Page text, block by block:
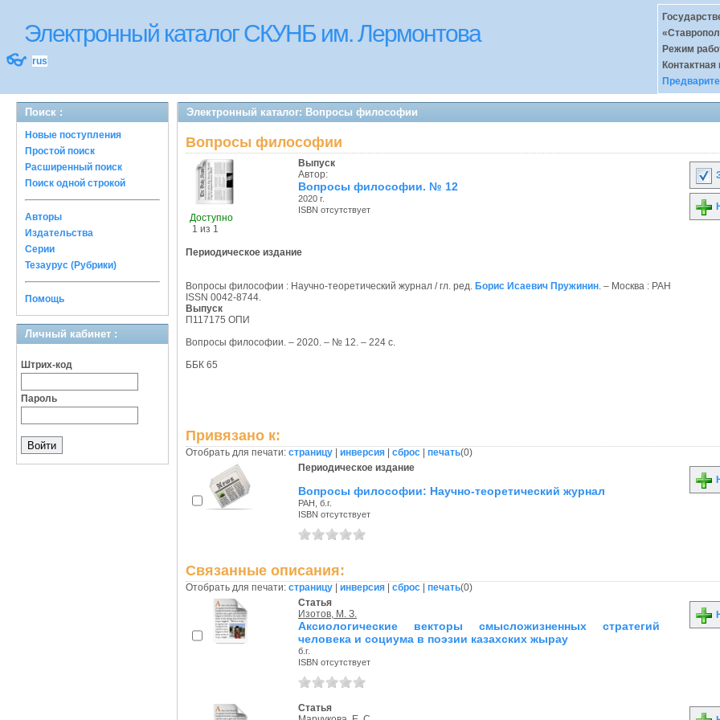
Электронный каталог СКУНБ им. Лермонтова
👓 rus
Режим
Поиск :
Новые поступления
Простой поиск
Расширенный поиск
Поиск одной строкой
Авторы
Издательства
Серии
Тезаурус (Рубрики)
Помощь
Личный кабинет :
Штрих-код
Пароль
Электронный каталог: Вопросы философии
Вопросы философии
Доступно
1 из 1
Выпуск
Автор:
Вопросы философии. № 12
2020 г.
ISBN отсутствует
Периодическое издание
Вопросы философии : Научно-теоретический журнал / гл. ред. Борис Исаевич Пружинин. – Москва : РАН
ISSN 0042-8744.
Выпуск
П117175 ОПИ
Вопросы философии. – 2020. – № 12. – 224 с.
ББК 65
Привязано к:
Отобрать для печати: страницу инверсия сброс печать(0)
Периодическое издание
Вопросы философии: Научно-теоретический журнал
РАН, б.г.
ISBN отсутствует
Связанные описания:
Отобрать для печати: страницу инверсия сброс печать(0)
Статья
Изотов, М. З.
Аксиологические векторы смысложизненных стратегий
человека и социума в поэзии казахских жырау
б.г.
ISBN отсутствует
Статья